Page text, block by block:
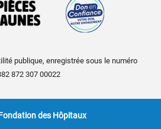
publique, enregistrée sous le numéro
872 307 00022
des Hôpitaux